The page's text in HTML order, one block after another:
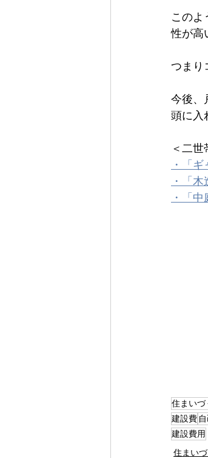
このよ
性が高
つまり
今後、
頭に入
＜二世
・「
・「
・「
住まいづ
建設費
建設費用
住まいづ